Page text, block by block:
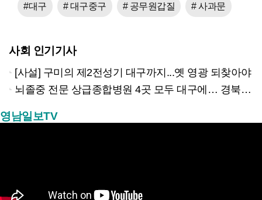
#대구 # 대구중구 # 공무원갑질 # 사과문
사회 인기기사
[사설] 구미의 제2전성기 대구까지...옛 영광 되찾아야
뇌졸중 전문 상급종합병원 4곳 모두 대구에… 경북은 골든타임 사각지대
영남일보TV